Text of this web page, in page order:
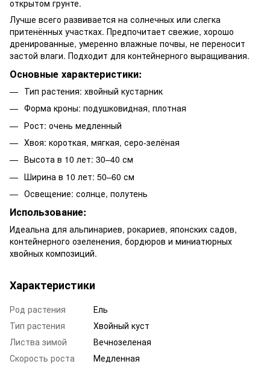
открытом грунте.
Лучше всего развивается на солнечных или слегка
притенённых участках. Предпочитает свежие, хорошо
дренированные, умеренно влажные почвы, не переносит
застой влаги. Подходит для контейнерного выращивания.
Основные характеристики:
Тип растения: хвойный кустарник
Форма кроны: подушковидная, плотная
Рост: очень медленный
Хвоя: короткая, мягкая, серо-зелёная
Высота в 10 лет: 30–40 см
Ширина в 10 лет: 50–60 см
Освещение: солнце, полутень
Использование:
Идеальна для альпинариев, рокариев, японских садов,
контейнерного озеленения, бордюров и миниатюрных
хвойных композиций.
Характеристики
Род растения
Ель
Тип растения
Хвойный куст
Листва зимой
Вечнозеленая
Скорость роста
Медленная